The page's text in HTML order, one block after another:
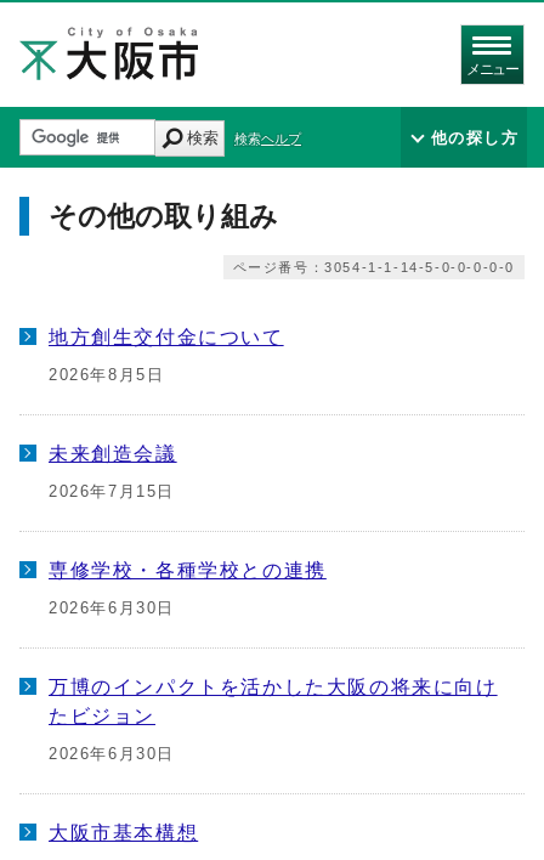
メニュー
検索 検索ヘルプ 他の探し方
その他の取り組み
ページ番号：3054-1-1-14-5-0-0-0-0-0
地方創生交付金について
2026年8月5日
未来創造会議
2026年7月15日
専修学校・各種学校との連携
2026年6月30日
万博のインパクトを活かした大阪の将来に向け
たビジョン
2026年6月30日
大阪市基本構想